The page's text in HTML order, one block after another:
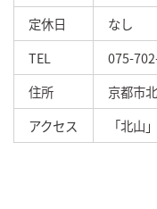
定休日
なし
TEL
075-
住所
京都市
アクセス
「北山